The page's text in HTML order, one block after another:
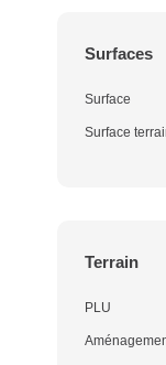
Surfaces
Surface
Surface
Terrain
PLU